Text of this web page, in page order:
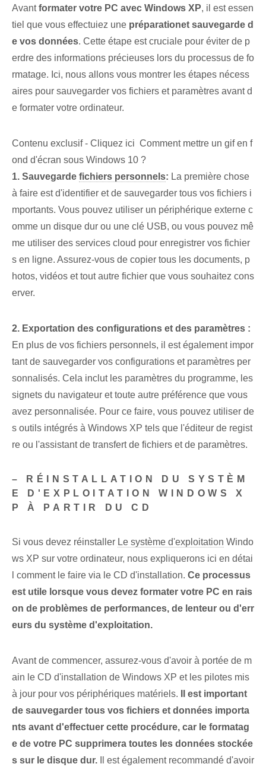
Avant​formater votre PC avec Windows XP, il est essen
tiel que vous ⁤effectuiez une⁢ préparation⁢et sauvegarde d
e vos données. Cette étape est cruciale pour éviter de p
erdre des informations précieuses lors du processus de fo
rmatage. Ici, nous allons vous montrer les étapes nécess
aires pour sauvegarder vos fichiers et paramètres avant d
e formater votre ordinateur.
Contenu exclusif - Cliquez ici Comment mettre un gif en f
ond d'écran sous Windows 10 ?
1. Sauvegarde fichiers personnels: La première chose
à faire est d'identifier et de sauvegarder tous vos fichiers i
mportants. Vous pouvez utiliser un périphérique externe c
omme un disque dur ou une clé USB, ou vous pouvez mê
me utiliser des services cloud pour enregistrer vos fichier
s en ligne. Assurez-vous de copier tous les documents, p
hotos, vidéos et tout autre fichier que vous souhaitez cons
erver.
2. Exportation des configurations et des paramètres :
En plus de vos fichiers personnels, il est également impor
tant de sauvegarder vos configurations et paramètres per
sonnalisés. Cela inclut les paramètres du programme, les
signets du navigateur et toute autre préférence que vous
avez personnalisée. Pour ce faire, vous pouvez utiliser de
s outils intégrés à Windows XP tels que l'éditeur de regist
re ou l'assistant de transfert de fichiers et de paramètres.
– RÉINSTALLATION DU SYSTÈM
E D'EXPLOITATION WINDOWS X
P À PARTIR DU CD
Si vous devez réinstaller Le système d'exploitation Windo
ws XP sur votre ordinateur, nous expliquerons ici en détai
l comment le faire via le CD d'installation. Ce processus
est utile lorsque vous devez formater votre PC en rais
on de problèmes de performances, de lenteur ou d'err
eurs du système d'exploitation.
Avant de commencer, assurez-vous d'avoir à portée de m
ain le CD d'installation de Windows XP et les pilotes mis
à jour pour vos périphériques matériels.
Il est important
de sauvegarder tous vos fichiers et données importa
nts avant d'effectuer cette procédure, car le formatag
e de votre PC supprimera toutes les données stockée
s sur le disque dur. Il est également recommandé d'avoir